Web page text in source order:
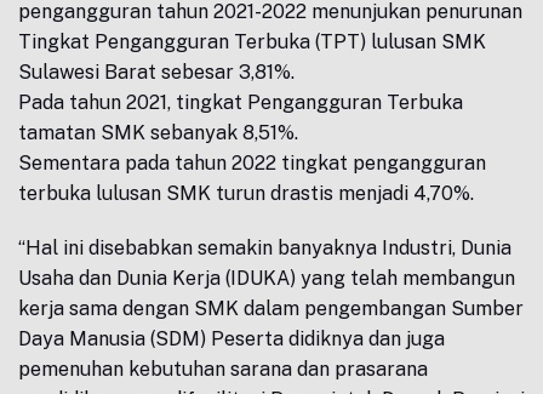
pengangguran tahun 2021-2022 menunjukan penurunan
Tingkat Pengangguran Terbuka (TPT) lulusan SMK
Sulawesi Barat sebesar 3,81%.
Pada tahun 2021, tingkat Pengangguran Terbuka
tamatan SMK sebanyak 8,51%.
Sementara pada tahun 2022 tingkat pengangguran
terbuka lulusan SMK turun drastis menjadi 4,70%.
“Hal ini disebabkan semakin banyaknya Industri, Dunia
Usaha dan Dunia Kerja (IDUKA) yang telah membangun
kerja sama dengan SMK dalam pengembangan Sumber
Daya Manusia (SDM) Peserta didiknya dan juga
pemenuhan kebutuhan sarana dan prasarana